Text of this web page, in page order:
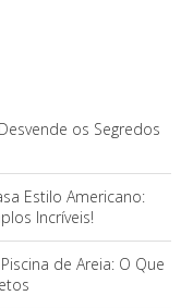
os Segredos
Estilo Americano:
Incríveis!
Piscina de Areia: O Que